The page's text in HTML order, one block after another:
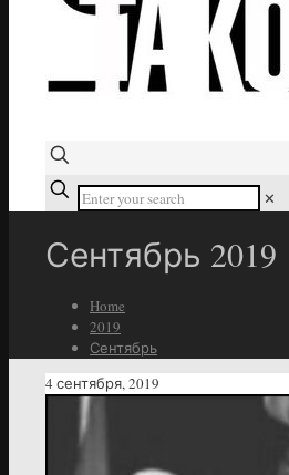
✕
Сентябрь 2019
Home
2019
Сентябрь
4 сентября, 2019